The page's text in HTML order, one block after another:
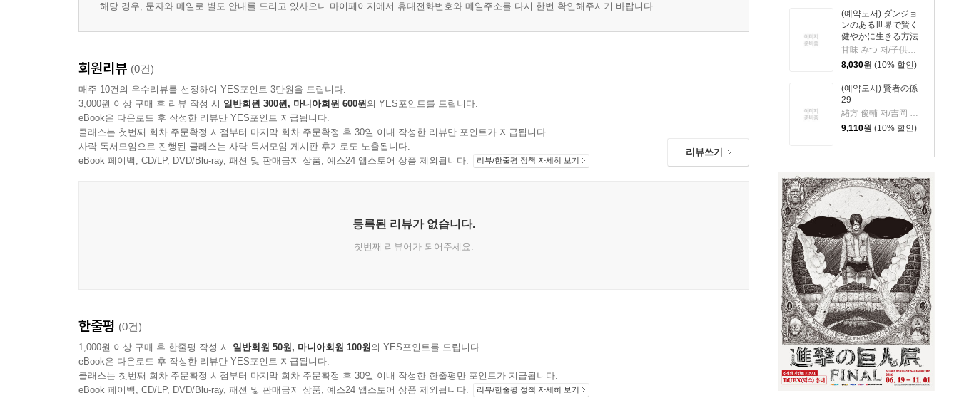
(예약도서) ダンジョ
ンのある世界で賢く
健やかに生きる方法
9
甘味 みつ 저/子供の子 원작
8,030원 (10% 할인)
(예약도서) 賢者の孫
29
9,110원 (10% 할인)
해당 경우, 문자와 메일로 별도 안내를 드리고 있사오니 마이페이지에서 휴대전화번호와 메일주소를 다시 한번 확인해주시기 바랍니다.
회원리뷰 (0건)
매주 10건의 우수리뷰를 선정하여 YES포인트 3만원을 드립니다.
3,000원 이상 구매 후 리뷰 작성 시 일반회원 300원, 마니아회원 600원의 YES포인트를 드립니다.
eBook은 다운로드 후 작성한 리뷰만 YES포인트 지급됩니다.
클래스는 첫번째 회차 주문확정 시점부터 마지막 회차 주문확정 후 30일 이내 작성한 리뷰만 포인트가 지급됩니다.
사락 독서모임으로 진행된 클래스는 사락 독서모임 게시판 후기로도 노출됩니다.
eBook 페이백, CD/LP, DVD/Blu-ray, 패션 및 판매금지 상품, 예스24 앱스토어 상품 제외됩니다.
리뷰/한줄평 정책 자세히 보기
리뷰쓰기
등록된 리뷰가 없습니다.
첫번째 리뷰어가 되어주세요.
한줄평 (0건)
1,000원 이상 구매 후 한줄평 작성 시 일반회원 50원, 마니아회원 100원의 YES포인트를 드립니다.
eBook은 다운로드 후 작성한 리뷰만 YES포인트 지급됩니다.
클래스는 첫번째 회차 주문확정 시점부터 마지막 회차 주문확정 후 30일 이내 작성한 한줄평만 포인트가 지급됩니다.
eBook 페이백, CD/LP, DVD/Blu-ray, 패션 및 판매금지 상품, 예스24 앱스토어 상품 제외됩니다.
리뷰/한줄평 정책 자세히 보기